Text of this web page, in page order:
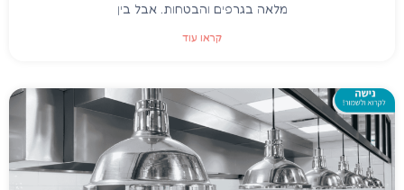
מלאה בגרפים והבטחות. אבל בין
קראו עוד